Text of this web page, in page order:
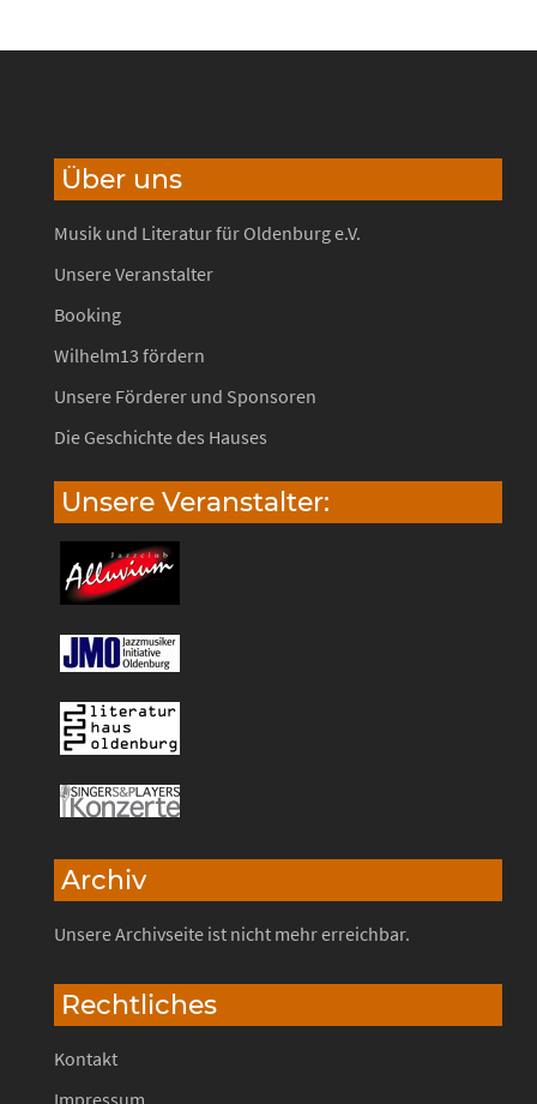
Über uns
Musik und Literatur für Oldenburg e.V.
Unsere Veranstalter
Booking
Wilhelm13 fördern
Unsere Förderer und Sponsoren
Die Geschichte des Hauses
Unsere Veranstalter:
Archiv
Unsere Archivseite ist nicht mehr erreichbar.
Rechtliches
Kontakt
Impressum